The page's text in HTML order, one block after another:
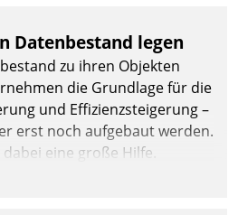
Datenbestand legen
zu ihren Objekten
die Grundlage für die
und Effizienzsteigerung –
erst noch aufgebaut werden.
eine große Hilfe.